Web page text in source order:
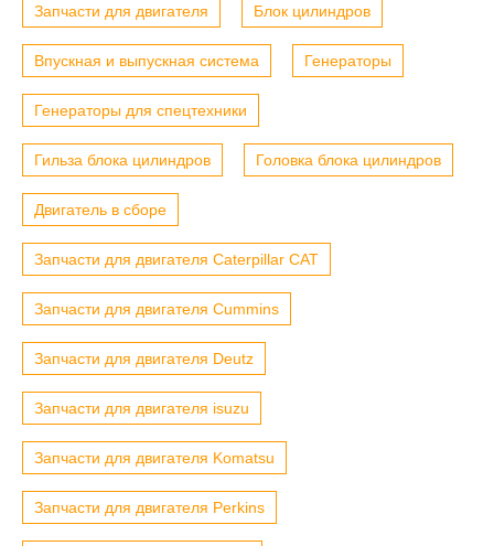
Запчасти для двигателя Блок цилиндров
Впускная и выпускная система Генераторы
Генераторы для спецтехники
Гильза блока цилиндров Головка блока цилиндров
Двигатель в сборе
Запчасти для двигателя Caterpillar CAT
Запчасти для двигателя Cummins
Запчасти для двигателя Deutz
Запчасти для двигателя isuzu
Запчасти для двигателя Komatsu
Запчасти для двигателя Perkins